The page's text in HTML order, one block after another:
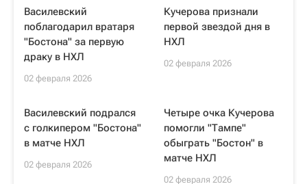
Василевский
поблагодарил вратаря
"Бостона" за первую
драку в НХЛ
02 февраля 2026
Кучерова признали
первой звездой дня в
НХЛ
02 февраля 2026
Василевский подрался
с голкипером "Бостона"
в матче НХЛ
02 февраля 2026
Четыре очка Кучерова
помогли "Тампе"
обыграть "Бостон" в
матче НХЛ
02 февраля 2026